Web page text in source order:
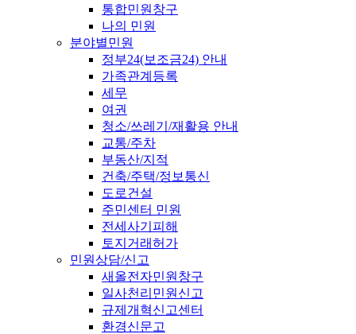
통합민원창구
나의 민원
분야별민원
정부24(보조금24) 안내
가족관계등록
세무
여권
청소/쓰레기/재활용 안내
교통/주차
부동산/지적
건축/주택/정보통신
도로건설
주민센터 민원
전세사기피해
토지거래허가
민원상담/신고
새올전자민원창구
일사천리민원신고
규제개혁신고센터
환경신문고